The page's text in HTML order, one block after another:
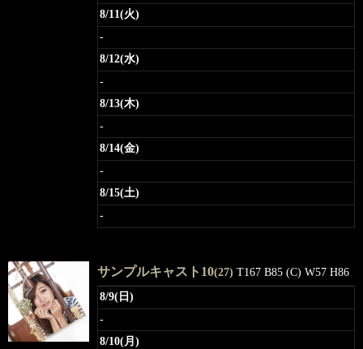
8/11(火)
-
8/12(水)
-
8/13(木)
-
8/14(金)
-
8/15(土)
-
サンプルキャスト10(27) T167 B85 (C) W57 H86
8/9(日)
-
8/10(月)